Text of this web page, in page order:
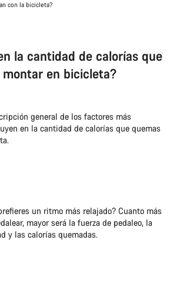
con la bicicleta?
la cantidad de calorías que
en bicicleta?
general de los factores más
en la cantidad de calorías que quemas
un ritmo más relajado? Cuanto más
mayor será la fuerza de pedaleo, la
y las calorías quemadas.